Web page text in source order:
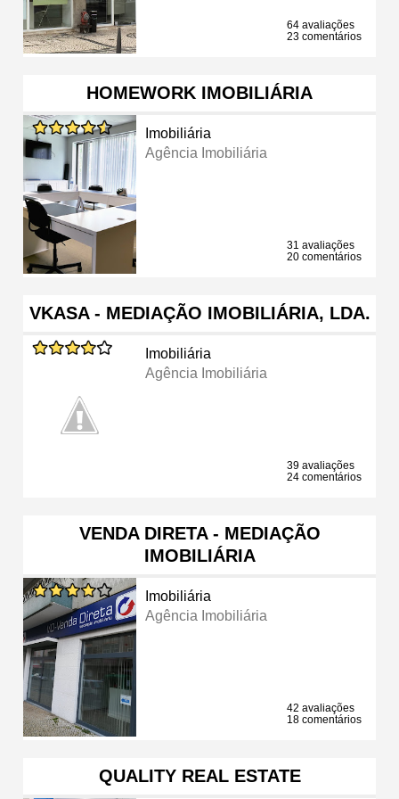
64 avaliações
23 comentários
HOMEWORK IMOBILIÁRIA
Imobiliária
Agência Imobiliária
31 avaliações
20 comentários
VKASA - MEDIAÇÃO IMOBILIÁRIA, LDA.
Imobiliária
Agência Imobiliária
39 avaliações
24 comentários
VENDA DIRETA - MEDIAÇÃO
IMOBILIÁRIA
Imobiliária
Agência Imobiliária
42 avaliações
18 comentários
QUALITY REAL ESTATE